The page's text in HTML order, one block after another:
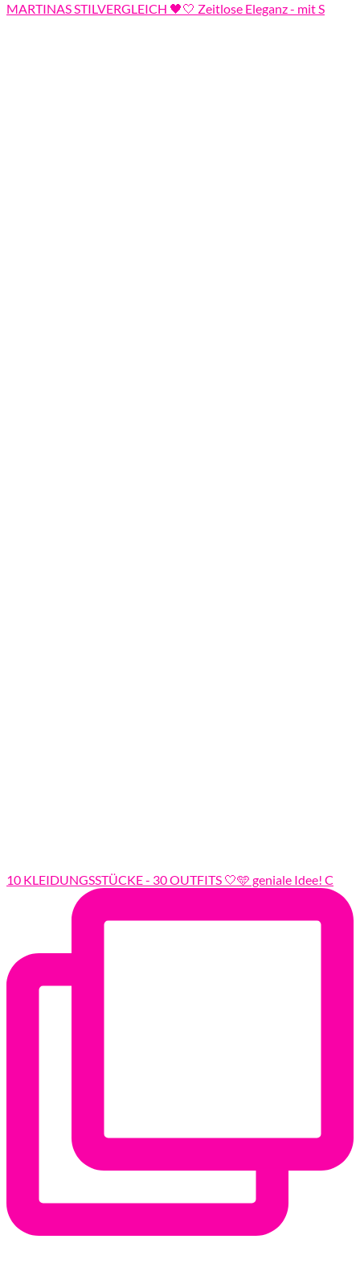
MARTINAS STILVERGLEICH 🖤🤍 Zeitlose Eleganz - mit S
10 KLEIDUNGSSTÜCKE - 30 OUTFITS 🤍🩵 geniale Idee! C